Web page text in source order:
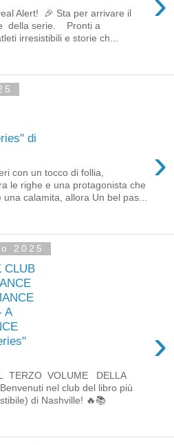
Alert! 🎉 Sta per arrivare il
della serie. Pronti a
irresistibili e storie ch...
di
›
con un tocco di follia,
le righe e una protagonista che
calamita, allora Un bel pas...
2025
CLUB
A
›
TERZO VOLUME DELLA
nel club del libro più
di Nashville! 🔥📚